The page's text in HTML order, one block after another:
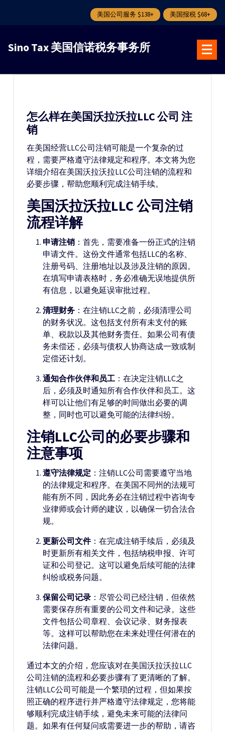
美国公司服务 $138+ 美国报税 $68+
Sino Tax 美国信诺税务事务所
怎么样在美国沃拉沃拉LLC 公司 注
销
在美国经营LLC公司注销可能是一个复杂的过
程，需要严格遵守法律规定和程序。本文将为您
详细介绍在美国沃拉沃拉LLC公司注销的流程和
必要步骤，帮助您顺利完成注销手续。
美国沃拉沃拉LLC 公司注销
流程详解
申请注销 ：首先，需要准备一份正式的注销
申请文件。这份文件通常包括LLC的名称、
注册号码、注册地址以及涉及注销的原因。
在填写申请表格时，务必准确无误地提供所
有信息，以避免延误审批过程。
清理财务 ：在注销LLC之前，必须清理公司
的财务状况。这包括支付所有未支付的账
单、税款以及其他财务责任。如果公司有债
务未偿还，必须与债权人协商达成一致或制
定偿还计划。
通知合作伙伴和员工 ：在决定注销LLC之
后，必须及时通知所有合作伙伴和员工。这
样可以让他们有足够的时间做出必要的调
整，同时也可以避免可能的法律纠纷。
注销LLC公司的必要步骤和
注意事项
遵守法律规定 ：注销LLC公司需要遵守当地
的法律规定和程序。在美国不同州的法规可
能有所不同，因此务必在注销过程中咨询专
业律师或会计师的建议，以确保一切合法合
规。
更新公司文件：在完成注销手续后，必须及
时更新所有相关文件，包括纳税申报、许可
证和公司登记。这可以避免后续可能的法律
纠纷或税务问题。
保留公司记录 ：尽管公司已经注销，但依然
需要保存所有重要的公司文件和记录。这些
文件包括公司章程、会议记录、财务报表
等。这样可以帮助您在未来处理任何潜在的
法律问题。
通过本文的介绍，您应该对在美国沃拉沃拉LLC
公司注销的流程和必要步骤有了更清晰的了解。
注销LLC公司可能是一个繁琐的过程，但如果按
照正确的程序进行并严格遵守法律规定，您将能
够顺利完成注销手续，避免未来可能的法律问
题。如果有任何疑问或需要进一步的帮助，请咨